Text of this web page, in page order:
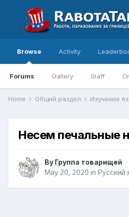
Browse
Forums Gallery Staff
Activity
Home Общий раздел Изучение
Несем печальные
By Группа товарищей
May 20, 2020 in Русский